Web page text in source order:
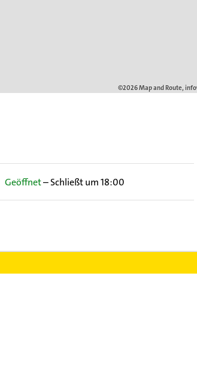
Geöffnet– Schließt um 18:00